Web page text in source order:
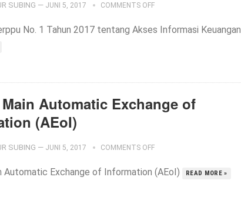
SUBING — JUNI 5, 2017 COMMENTS OFF
No. 1 Tahun 2017 tentang Akses Informasi Keuangan
Automatic Exchange of
(AEoI)
SUBING — JUNI 5, 2017 COMMENTS OFF
Automatic Exchange of Information (AEoI) READ MORE »